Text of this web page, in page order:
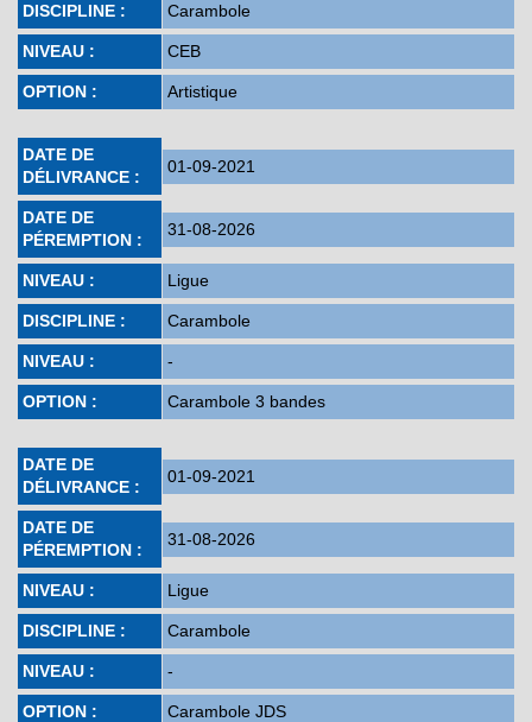
DISCIPLINE : Carambole
NIVEAU : CEB
OPTION : Artistique
DATE DE
DÉLIVRANCE :
01-09-2021
DATE DE
PÉREMPTION :
31-08-2026
NIVEAU : Ligue
DISCIPLINE : Carambole
NIVEAU : -
OPTION : Carambole 3 bandes
DATE DE
DÉLIVRANCE :
01-09-2021
DATE DE
PÉREMPTION :
31-08-2026
NIVEAU : Ligue
DISCIPLINE : Carambole
NIVEAU : -
OPTION : Carambole JDS